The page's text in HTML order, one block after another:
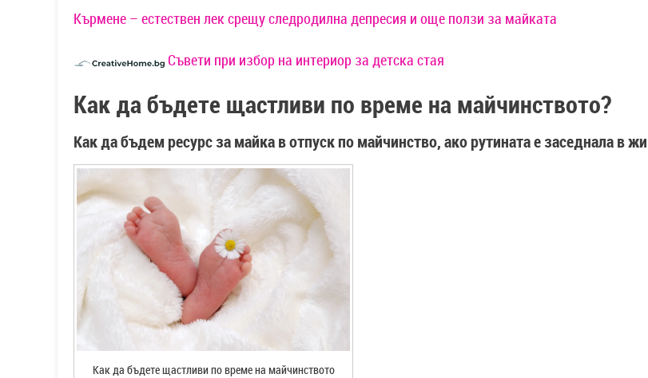
Кърмене – естествен лек срещу следродилна депресия и още ползи за майката
Съвети при избор на интериор за детска стая
Как да бъдете щастливи по време на майчинството?
Как да бъдем ресурс за майка в отпуск по майчинство, ако рутината е заседнала в
Как да бъдете щастливи по време на майчинството